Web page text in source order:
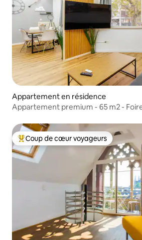
Appartement en résidence
Appartement premium - 65 m2 -
Coups de cœur voyageurs les plus
Coup de cœur voyageurs